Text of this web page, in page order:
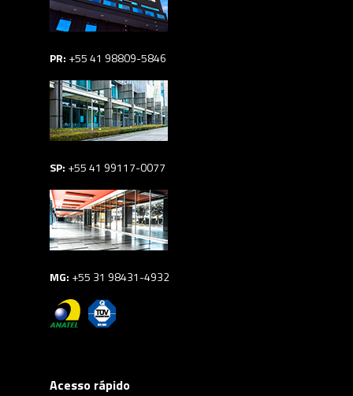
PR: +55 41 98809-5846
SP: +55 41 99117-0077
MG: +55 31 98431-4932
Acesso rápido